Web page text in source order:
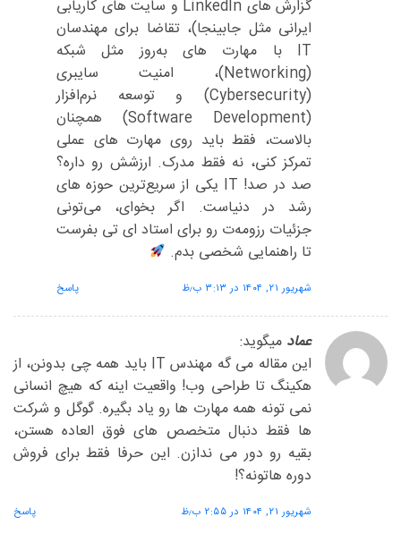
گزارش های LinkedIn و سایت های کاریابی
ایرانی مثل جابینجا)، تقاضا برای مهندسان
IT با مهارت های به‌روز مثل شبکه
(Networking)، امنیت سایبری
(Cybersecurity) و توسعه نرم‌افزار
(Software Development) همچنان
بالاست، فقط باید روی مهارت های عملی
تمرکز کنی، نه فقط مدرک. ارزشش رو داره؟
صد در صد! IT یکی از سریع‌ترین حوزه های
رشد در دنیاست. اگر بخوای، می‌تونی
جزئیات رزومه‌ت رو برای استاد ای تی بفرست
تا راهنمایی شخصی بدم.
شهریور ۲۱, ۱۴۰۴ در ۳:۱۳ ب٫ظ پاسخ
عماد میگوید:
این مقاله می گه مهندس IT باید همه چی بدونن، از
هکینگ تا طراحی وب! واقعیت اینه که هیچ انسانی
نمی تونه همه مهارت ها رو یاد بگیره. گوگل و شرکت
ها فقط دنبال متخصص های فوق العاده هستن،
بقیه رو دور می ندازن. این حرفا فقط برای فروش
دوره هاتونه؟!
شهریور ۲۱, ۱۴۰۴ در ۲:۵۵ ب٫ظ پاسخ